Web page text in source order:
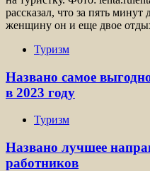
рассказал, что за пять
женщину он и еще двое
Туризм
Названо самое
в 2023 году
Туризм
Названо лучшее
работников